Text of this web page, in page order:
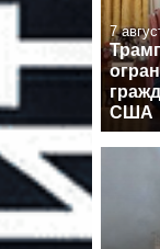
7
США